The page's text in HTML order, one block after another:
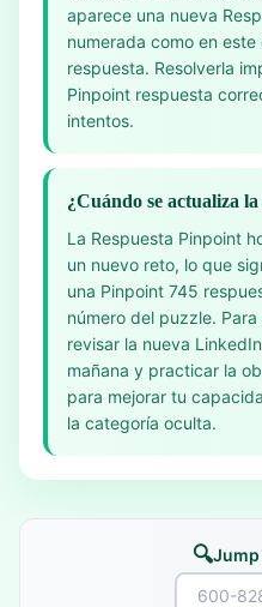
aparece una nueva
numerada como en
respuesta. Resolverla
Pinpoint respuesta
intentos.
¿Cuándo se actualiza
La Respuesta Pinpoint
un nuevo reto, lo que
una Pinpoint 745
número del puzzle.
revisar la nueva
mañana y practicar la
para mejorar tu
la categoría oculta.
🔍Jump